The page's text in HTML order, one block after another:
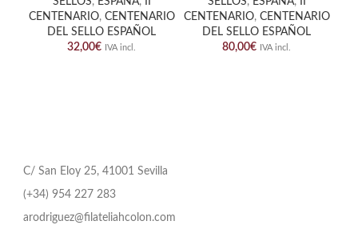
CENTENARIO, CENTENARIO
DEL SELLO ESPAÑOL
32,00€ IVA incl.
CENTENARIO, CENTENARIO
DEL SELLO ESPAÑOL
80,00€ IVA incl.
C/ San Eloy 25, 41001 Sevilla
(+34) 954 227 283
arodriguez@filateliahcolon.com